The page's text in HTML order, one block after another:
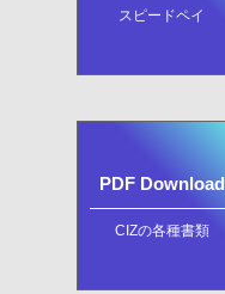
スピードペイ
PDF Download
CIZの各種書類